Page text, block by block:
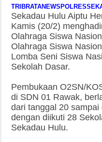
Sekadau Hulu Aiptu
Kamis (20/2)
Olahraga Siswa
Olahraga Siswa
Lomba Seni Siswa
Sekolah Dasar.
Pembukaan O2SN/
di SDN 01 Rawak,
dari tanggal 20
dengan diikuti 28
Sekadau Hulu.